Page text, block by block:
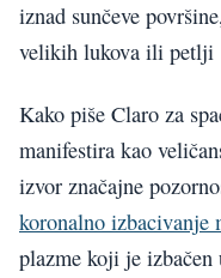
iznad sunčeve
velikih lukova ili petlji
Kako piše Claro za
manifestira kao
izvor značajne
koronalno izbacivanje
plazme koji je